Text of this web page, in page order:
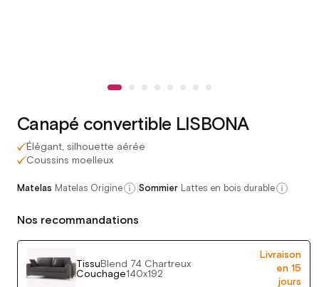
Canapé convertible LISBONA
Élégant, silhouette aérée
Coussins moelleux
Matelas Matelas Origine |Sommier Lattes en bois durable
Nos recommandations
TissuBlend 74 Chartreux
Couchage140x192
Livraison
en 15
jours